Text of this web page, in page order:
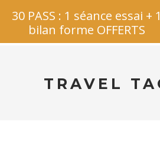
30 PASS : 1 séance essai + 1
bilan forme OFFERTS